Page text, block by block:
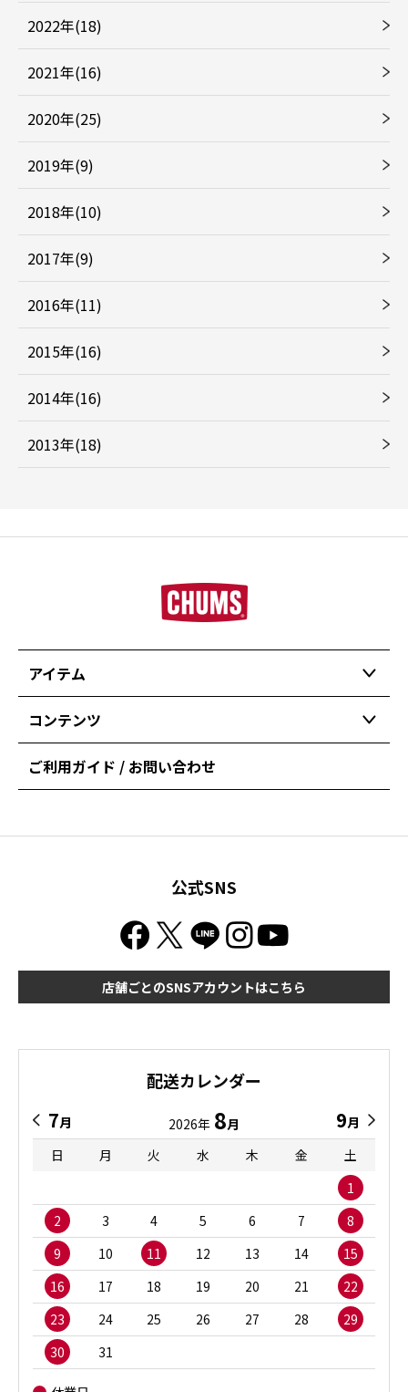
2022年(18)
2021年(16)
2020年(25)
2019年(9)
2018年(10)
2017年(9)
2016年(11)
2015年(16)
2014年(16)
2013年(18)
アイテム
コンテンツ
ご利用ガイド / お問い合わせ
公式SNS
店舗ごとのSNSアカウントはこちら
配送カレンダー
7月 2026年 8月 9月
日
月 火 水 木 金
土
1
2
3 4 5 6 7
8
9
10 11 12 13 14
15
16
17 18 19 20 21
22
23
24 25 26 27 28
29
30
31